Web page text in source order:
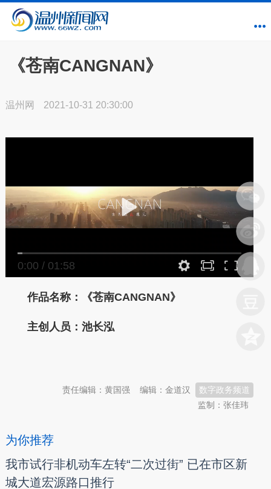
《苍南CANGNAN》
温州网 2021-10-31 20:30:00
0:00 / 01:58
作品名称：《苍南CANGNAN》
主创人员：池长泓
数字政务频道
编辑：金道汉
责任编辑：黄国强
监制：张佳玮
为你推荐
我市试行非机动车左转“二次过街” 已在市区新
城大道宏源路口推行